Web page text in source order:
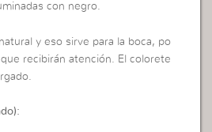
con negro.
y eso sirve para la boca, po
recibirán atención. El colorete